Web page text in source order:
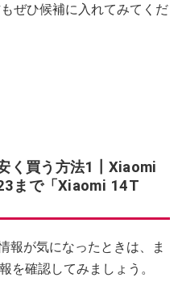
ぜひ候補に入れてみてくだ
く買う方法1┃Xiaomi
まで「Xiaomi 14T
報が気になったときは、ま
を確認してみましょう。